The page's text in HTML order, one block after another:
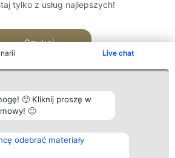
Live chat
🙂 Kliknij proszę w
🙂
odebrać materiały
tylko z usług najlepszych!
Szukaj
Plebiscyt
Laureaci
Kontakt
Kontakt